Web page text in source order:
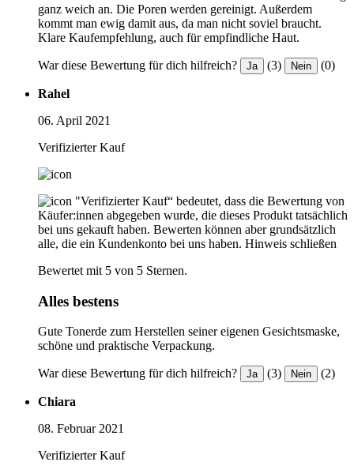
ganz weich an. Die Poren werden gereinigt. Außerdem
kommt man ewig damit aus, da man nicht soviel braucht.
Klare Kaufempfehlung, auch für empfindliche Haut.
War diese Bewertung für dich hilfreich? Ja (3) Nein (0)
Rahel
06. April 2021
Verifizierter Kauf
"Verifizierter Kauf“ bedeutet, dass die Bewertung von
Käufer:innen abgegeben wurde, die dieses Produkt tatsächlich
bei uns gekauft haben. Bewerten können aber grundsätzlich
alle, die ein Kundenkonto bei uns haben. Hinweis schließen
Bewertet mit 5 von 5 Sternen.
Alles bestens
Gute Tonerde zum Herstellen seiner eigenen Gesichtsmaske,
schöne und praktische Verpackung.
War diese Bewertung für dich hilfreich? Ja (3) Nein (2)
Chiara
08. Februar 2021
Verifizierter Kauf